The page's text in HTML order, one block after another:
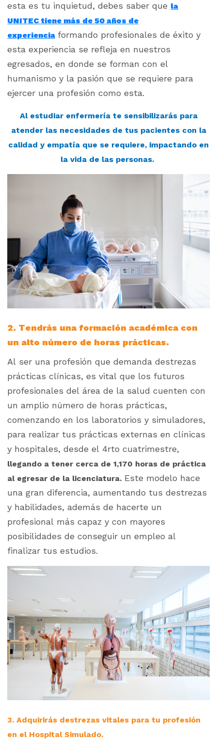
esta es tu inquietud, debes saber que la
UNITEC tiene más de 50 años de
experiencia formando profesionales de éxito y
esta experiencia se refleja en nuestros
egresados, en donde se forman con el
humanismo y la pasión que se requiere para
ejercer una profesión como esta.
Al estudiar enfermería te sensibilizarás para
atender las necesidades de tus pacientes con la
calidad y empatía que se requiere, impactando en
la vida de las personas.
2. Tendrás una formación académica con
un alto número de horas prácticas.
Al ser una profesión que demanda destrezas
prácticas clínicas, es vital que los futuros
profesionales del área de la salud cuenten con
un amplio número de horas prácticas,
comenzando en los laboratorios y simuladores,
para realizar tus prácticas externas en clínicas
y hospitales, desde el 4rto cuatrimestre,
llegando a tener cerca de 1,170 horas de práctica
al egresar de la licenciatura. Este modelo hace
una gran diferencia, aumentando tus destrezas
y habilidades, además de hacerte un
profesional más capaz y con mayores
posibilidades de conseguir un empleo al
finalizar tus estudios.
3. Adquirirás destrezas vitales para tu profesión
en el Hospital Simulado.